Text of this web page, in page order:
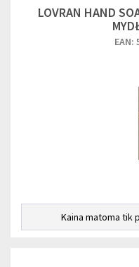
LOVRAN HAND
EAN:
Kaina matoma tik